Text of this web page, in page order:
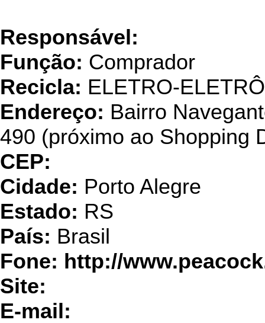
Responsável:
Função: Comprador
Recicla: ELETRO-
Endereço: Bairro
490 (próximo ao Shopping
CEP:
Cidade: Porto Alegre
Estado: RS
País: Brasil
Fone: http://
Site:
E-mail: